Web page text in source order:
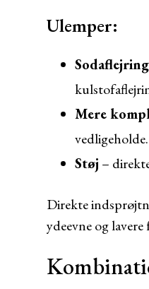
Ulemper:
Mere
vedligeholde.
Støj –
Direkte
ydeevne og